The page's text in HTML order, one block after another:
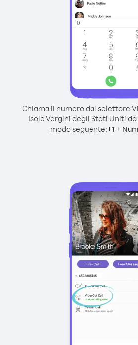
Chiama il numero dal selettore
Isole Vergini degli Stati Uniti
modo seguente:+1+